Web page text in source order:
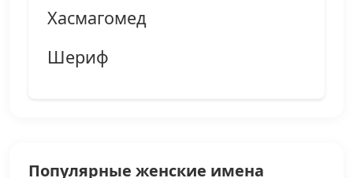
Хасмагомед
Шериф
Популярные женские имена